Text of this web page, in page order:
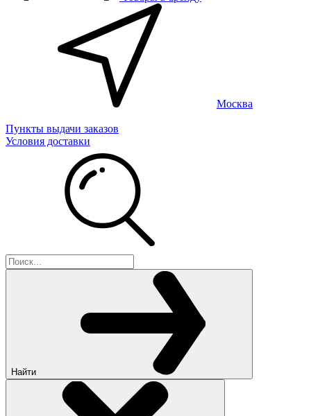
Москва
Пункты выдачи заказов
Условия доставки
Найти